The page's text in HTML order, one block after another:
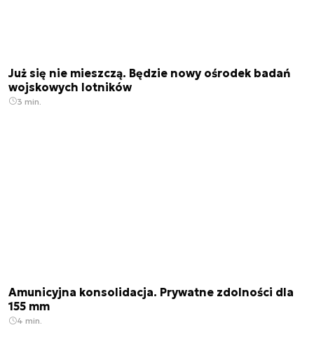
Już się nie mieszczą. Będzie nowy ośrodek badań
wojskowych lotników
3 min.
Amunicyjna konsolidacja. Prywatne zdolności dla
155 mm
4 min.